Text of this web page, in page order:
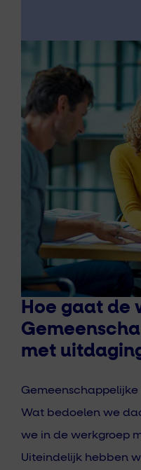
Hoe gaat de
met
Wat bedoelen we
we in de werkgroep
Uiteindelijk hebben